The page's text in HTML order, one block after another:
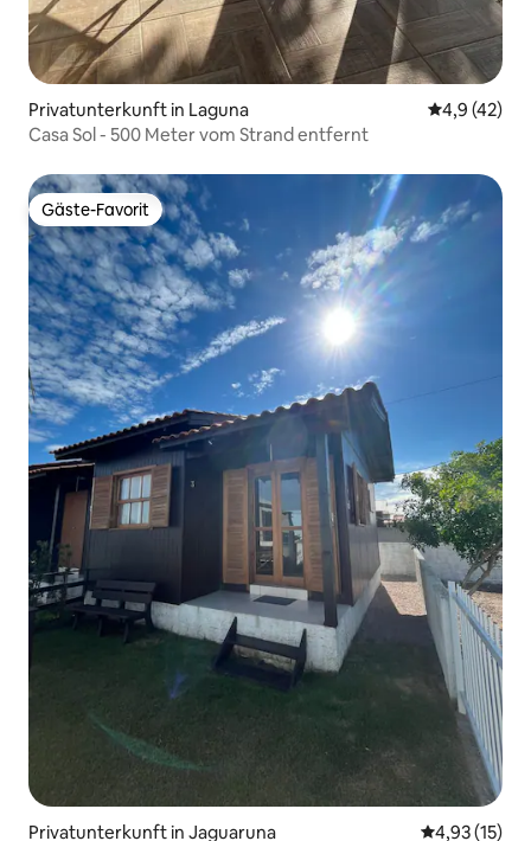
Privatunterkunft in Laguna
4,9 (42)
Casa Sol - 500 Meter vom Strand entfernt
Gäste-Favorit
Gäste-Favorit
Privatunterkunft in Jaguaruna
4,93 (15)